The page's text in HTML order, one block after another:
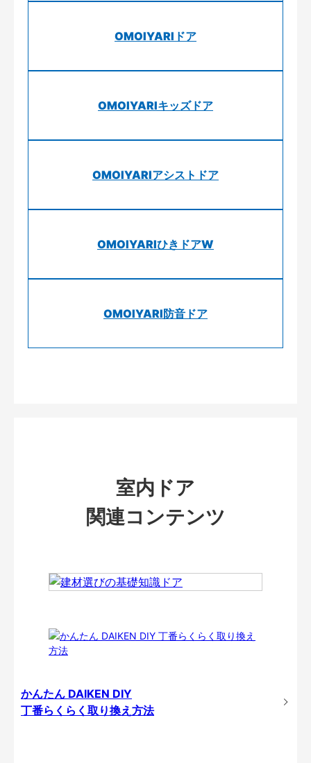
OMOIYARIドア
OMOIYARIキッズドア
OMOIYARIアシストドア
OMOIYARIひきドアW
OMOIYARI防音ドア
室内ドア
関連コンテンツ
かんたん DAIKEN DIY
丁番らくらく取り換え方法